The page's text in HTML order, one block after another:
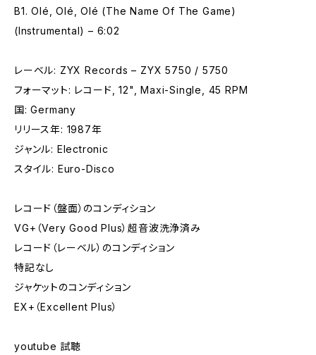
B1. Olé, Olé, Olé (The Name Of The Game)
(Instrumental) – 6:02
レーベル: ZYX Records – ZYX 5750 / 5750
フォーマット: レコード, 12", Maxi-Single, 45 RPM
国: Germany
リリース年: 1987年
ジャンル: Electronic
スタイル: Euro-Disco
レコード（盤面）のコンディション
VG+（Very Good Plus）超音波洗浄済み
レコード（レーベル）のコンディション
特記なし
ジャケットのコンディション
EX+（Excellent Plus）
youtube 試聴